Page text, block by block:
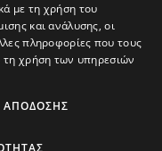
71
με τη χρήση του
και ανάλυσης, οι
πληροφορίες που τους
τη χρήση των υπηρεσιών
ΑΠΌΔΟΣΗΣ